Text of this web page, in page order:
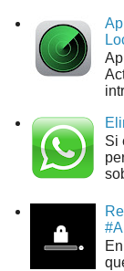
Si